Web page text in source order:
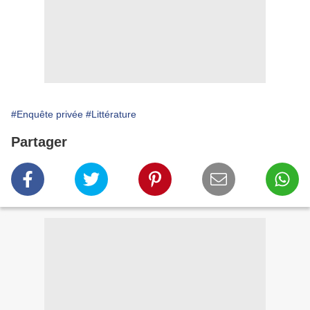
#Enquête privée #Littérature
Partager